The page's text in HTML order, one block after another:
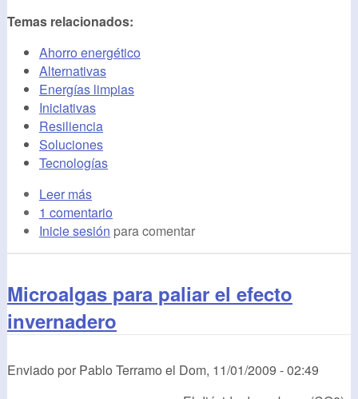
Temas relacionados:
Ahorro energético
Alternativas
Energías limpias
Iniciativas
Resiliencia
Soluciones
Tecnologías
Leer más
1 comentario
Inicie sesión para comentar
Microalgas para paliar el efecto
invernadero
Enviado por Pablo Terramo el Dom, 11/01/2009 - 02:49